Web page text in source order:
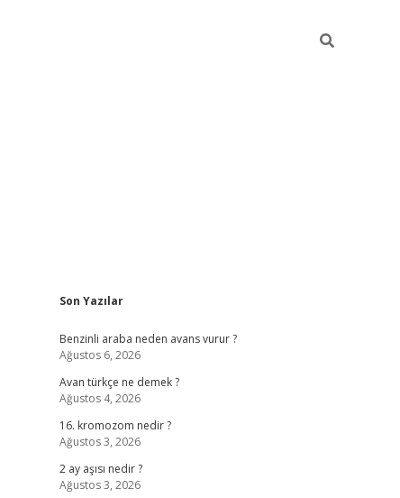
Sidebar
Son Yazılar
Benzinli araba neden avans vurur ?
Ağustos 6, 2026
Avan türkçe ne demek ?
Ağustos 4, 2026
16. kromozom nedir ?
Ağustos 3, 2026
2 ay aşısı nedir ?
Ağustos 3, 2026